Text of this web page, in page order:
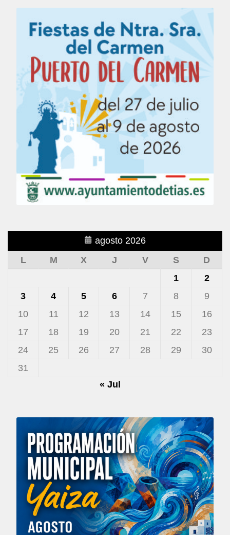
agosto 2026
L
M X J V S
D
1
2
3
4 5 6 7 8
9
10
11 12 13 14 15
16
17
18 19 20 21 22
23
24
25 26 27 28 29
30
31
« Jul